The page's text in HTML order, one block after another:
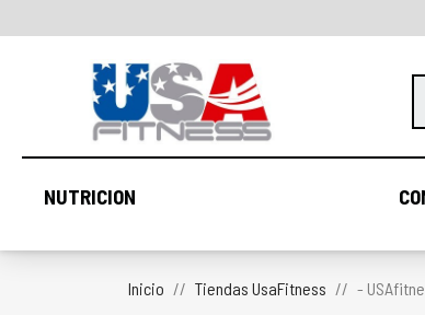
NUTRICION
Inicio Tiendas UsaFitness -